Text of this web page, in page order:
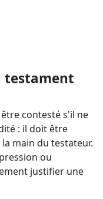
testament
contesté s'il ne
: il doit être
main du testateur.
ou
justifier une